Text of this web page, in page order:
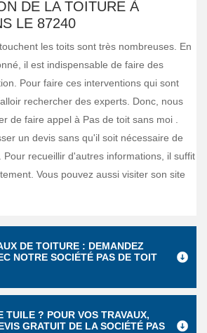
DE LA TOITURE À
LE 87240
les toits sont très nombreuses. En
il est indispensable de faire des
Pour faire ces interventions qui sont
rechercher des experts. Donc, nous
de faire appel à Pas de toit sans moi .
un devis sans qu'il soit nécessaire de
recueillir d'autres informations, il suffit
Vous pouvez aussi visiter son site
DE TOITURE : DEMANDEZ
NOTRE SOCIÉTÉ PAS DE TOIT
TUILE ? POUR VOS TRAVAUX,
GRATUIT DE LA SOCIÉTÉ PAS